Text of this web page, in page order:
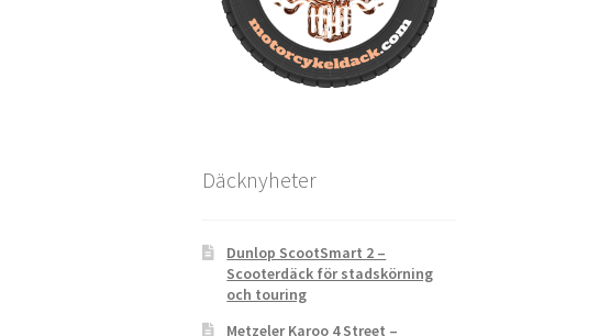
Däcknyheter
Dunlop ScootSmart 2 –
Scooterdäck för stadskörning
och touring
Metzeler Karoo 4 Street –